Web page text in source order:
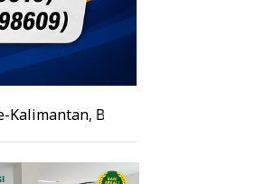
Burhanudin Ahad Paparkan